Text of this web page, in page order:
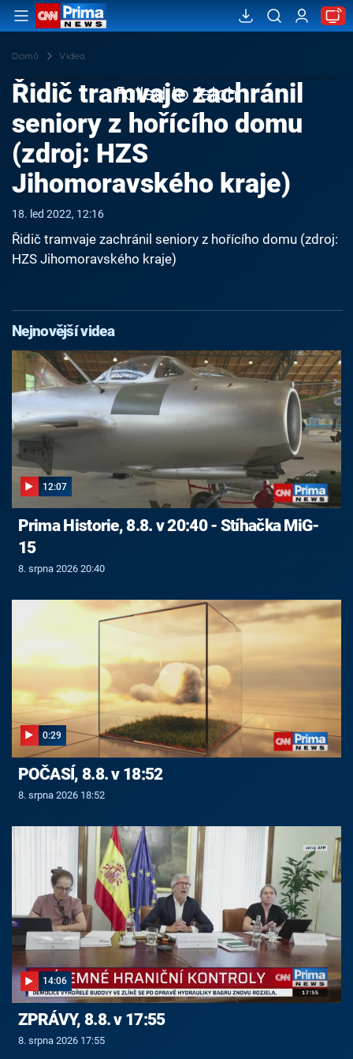
Domů Videa
Failed to fetch
Řidič tramvaje zachránil
seniory z hořícího domu
(zdroj: HZS
Jihomoravského kraje)
18. led 2022, 12:16
Řidič tramvaje zachránil seniory z hořícího domu (zdroj:
HZS Jihomoravského kraje)
Nejnovější videa
12:07
Prima Historie, 8.8. v 20:40 - Stíhačka MiG-
15
8. srpna 2026 20:40
0:29
POČASÍ, 8.8. v 18:52
8. srpna 2026 18:52
14:06
ZPRÁVY, 8.8. v 17:55
8. srpna 2026 17:55